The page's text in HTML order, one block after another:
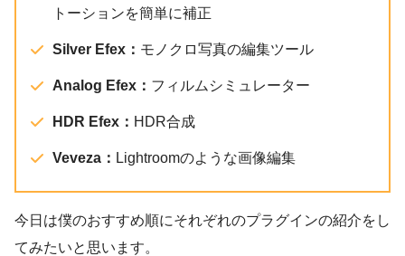
トーションを簡単に補正
Silver Efex： モノクロ写真の編集ツール
Analog Efex： フィルムシミュレーター
HDR Efex： HDR合成
Veveza： Lightroomのような画像編集
今日は僕のおすすめ順にそれぞれのプラグインの紹介をし
てみたいと思います。